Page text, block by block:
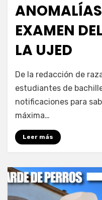
ANOMALÍAS
EXAMEN
LA UJED
por Fernando Miranda
De la redacción de
estudiantes de
notificaciones para
máxima…
Leer más